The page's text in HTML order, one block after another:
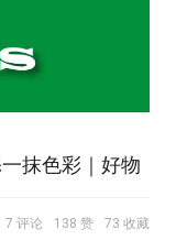
抹色彩｜好物
7 评论 138 赞 73 收藏